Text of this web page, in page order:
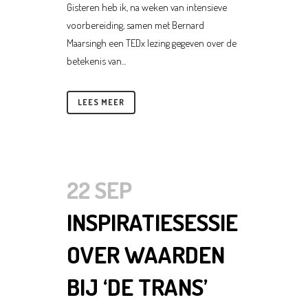
Gisteren heb ik, na weken van intensieve
voorbereiding, samen met Bernard
Maarsingh een TEDx lezing gegeven over de
betekenis van...
LEES MEER
22 SEP
INSPIRATIESESSIE
OVER WAARDEN
BIJ ‘DE TRANS’